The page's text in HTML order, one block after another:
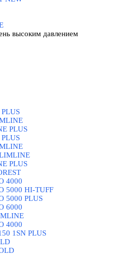
высоким давлением
PLUS
PLUS
4000
5000 HI-TUFF
5000 PLUS
6000
4000
1SN PLUS